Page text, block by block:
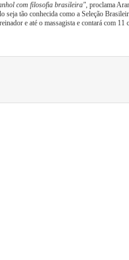
com filosofia brasileira", proclama
seja tão conhecida como a Seleção
e até o massagista e contará com